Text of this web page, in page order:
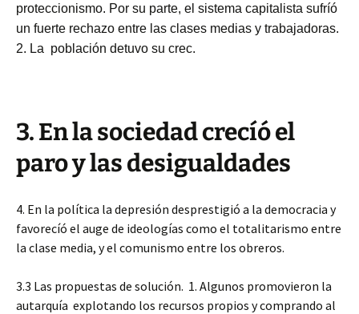
proteccionismo. Por su parte, el sistema capitalista sufríó
un fuerte rechazo entre las clases medias y trabajadoras.
2. La población detuvo su crec.
3. En la sociedad crecíó el
paro y las desigualdades
4. En la política la depresión desprestigió a la democracia y
favorecíó el auge de ideologías como el totalitarismo entre
la clase media, y el comunismo entre los obreros.
3.3 Las propuestas de solución. 1. Algunos promovieron la
autarquía explotando los recursos propios y comprando al